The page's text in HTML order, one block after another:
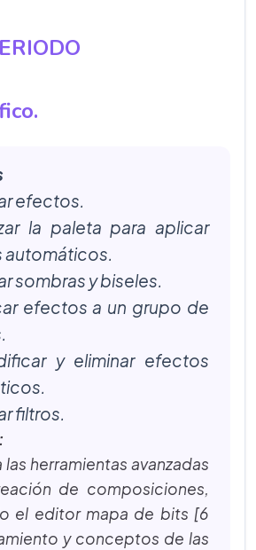
efectos.
la paleta para aplicar
sombras y biseles.
efectos a un grupo de
y eliminar efectos
filtros.
herramientas avanzadas
de composiciones,
el editor mapa de bits [6
y conceptos de las